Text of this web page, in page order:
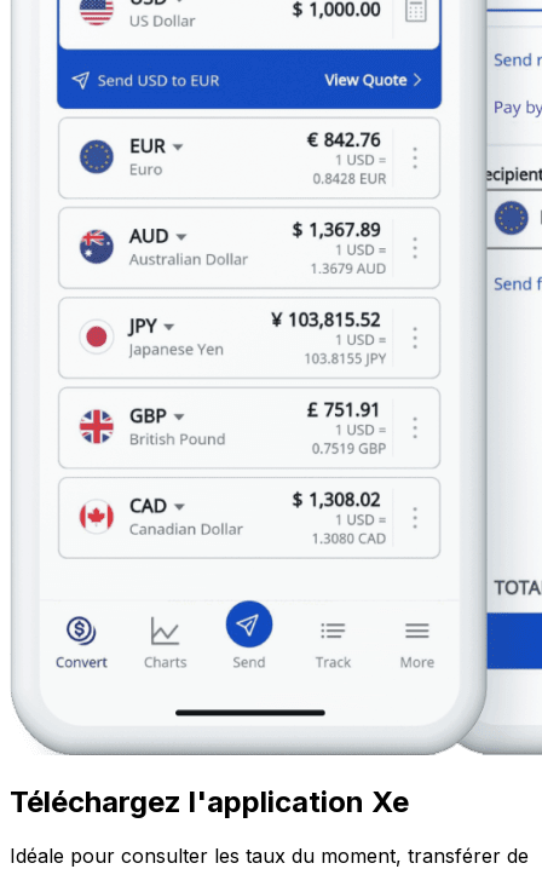
Téléchargez l'application Xe
Idéale pour consulter les taux du moment, transférer de